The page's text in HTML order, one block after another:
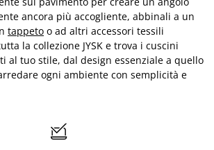
ancora più accogliente, abbinali a un
tappeto o ad altri accessori tessili
la collezione JYSK e trova i cuscini
al tuo stile, dal design essenziale a quello
ogni ambiente con semplicità e
